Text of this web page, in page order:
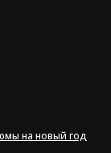
на новый год